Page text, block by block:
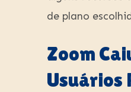
de plano
Zoom
Usuários